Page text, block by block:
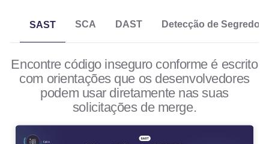
SAST SCA DAST Detecção de Segredos
Encontre código inseguro conforme é escrito
com orientações que os desenvolvedores
podem usar diretamente nas suas
solicitações de merge.